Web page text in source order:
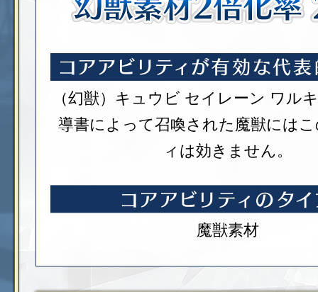
（幻獣）キュウビ セイレーン ワル
導書によって召喚された魔獣には
ィは効きません。
魔獣素材